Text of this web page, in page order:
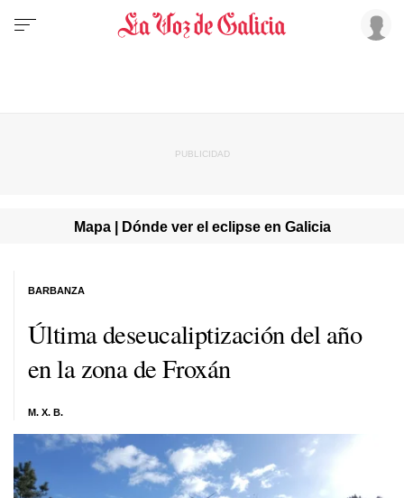
Mapa | Dónde ver el eclipse en Galicia
Última deseucaliptización del año
en la zona de Froxán
M. X. B.
BARBANZA